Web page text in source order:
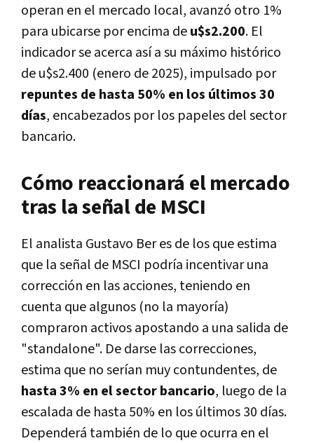
operan en el mercado local, avanzó otro 1%
para ubicarse por encima deu$s2.200. El
indicador se acerca así a su máximo histórico
de u$s2.400 (enero de 2025), impulsado por
repuntes de hasta 50% en los últimos 30
días, encabezados por los papeles del sector
bancario.
Cómo reaccionará el mercado
tras la señal de MSCI
El analista Gustavo Ber es de los que estima
que la señal de MSCI podría incentivar una
corrección en las acciones, teniendo en
cuenta que algunos (no la mayoría)
compraron activos apostando a una salida de
"standalone". De darse las correcciones,
estima que no serían muy contundentes, de
hasta 3% en el sector bancario, luego de la
escalada de hasta 50% en los últimos 30 días.
Dependerá también de lo que ocurra en el